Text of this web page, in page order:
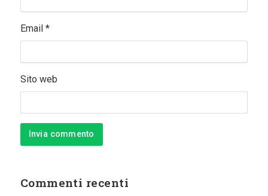
Email *
Sito web
Commenti recenti